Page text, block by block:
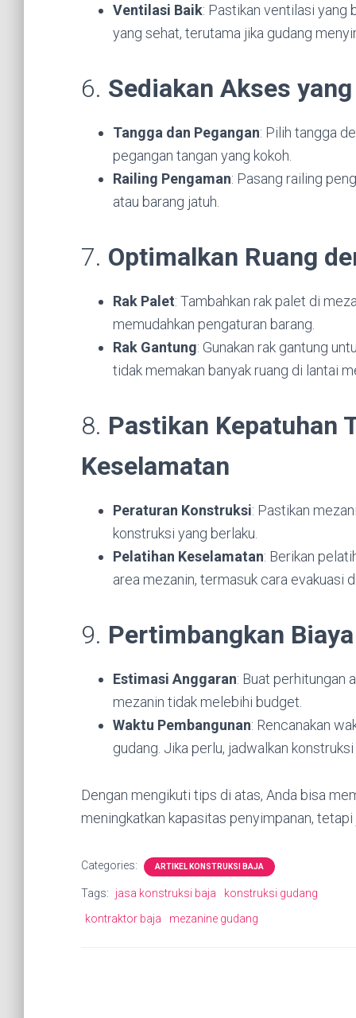
Ventilasi Baik: Pastikan ventilasi yang
yang sehat, terutama jika gudang
6. Sediakan Akses
Tangga dan Pegangan: Pilih tangga
pegangan tangan yang kokoh.
Railing Pengaman: Pasang railing
atau barang jatuh.
7. Optimalkan Ruang
Rak Palet: Tambahkan rak palet di
memudahkan pengaturan barang.
Rak Gantung: Gunakan rak gantung
tidak memakan banyak ruang di lantai
8. Pastikan Kepatuhan
Keselamatan
Peraturan Konstruksi: Pastikan
konstruksi yang berlaku.
Pelatihan Keselamatan: Berikan
area mezanin, termasuk cara evakuasi
9. Pertimbangkan
Estimasi Anggaran: Buat perhitungan
mezanin tidak melebihi budget.
Waktu Pembangunan: Rencanakan
gudang. Jika perlu, jadwalkan
Dengan mengikuti tips di atas, Anda bisa
meningkatkan kapasitas penyimpanan,
Categories: ARTIKEL KONSTRUKSI BAJA
Tags: jasa konstruksi baja
konstruksi gudang
kontraktor baja
mezanine gudang